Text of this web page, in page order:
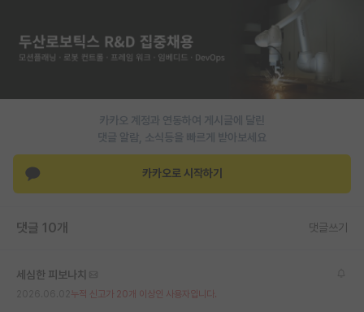
카카오 계정과 연동하여 게시글에 달린
댓글 알람, 소식등을 빠르게 받아보세요
카카오로 시작하기
댓글 10개 댓글쓰기
세심한 피보나치
누적 신고가 20개 이상인 사용자입니다.